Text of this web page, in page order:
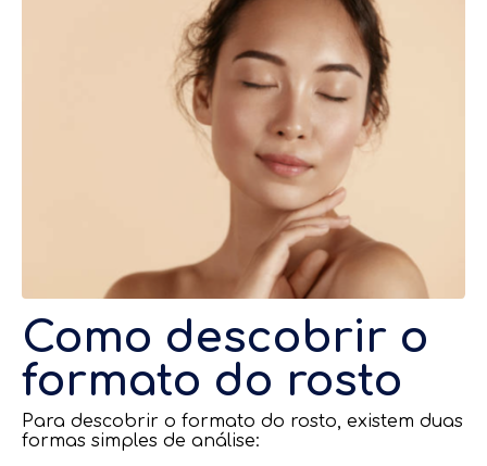
Como descobrir o
formato do rosto
Para descobrir o formato do rosto, existem duas
formas simples de análise: